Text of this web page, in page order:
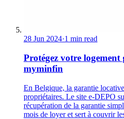
28 Jun 2024·1 min read
Protégez votre
myminfin
En Belgique, la garantie
propriétaires. Le site e-DEPO
récupération de la garantie
mois de loyer et sert à couvrir